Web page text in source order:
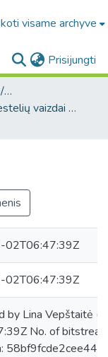
visame archyve
Prisijungti
4.3. Vaizdiniai dokumentai / Visual documents
Miestų ir miestelių vaizdai atvirukuose / Postcard views of cities and towns
by Lina Vepštaitė
No. of